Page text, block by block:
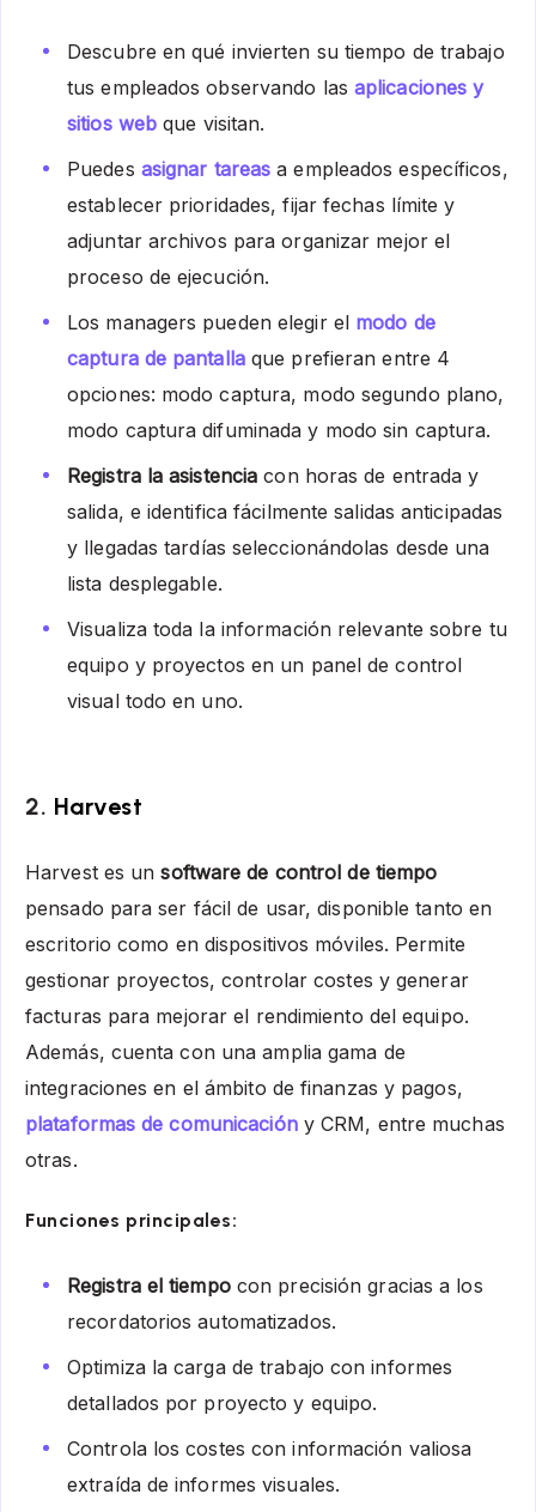
Descubre en qué invierten su tiempo de trabajo
tus empleados observando las aplicaciones y
sitios web que visitan.
Puedes asignar tareas a empleados específicos,
establecer prioridades, fijar fechas límite y
adjuntar archivos para organizar mejor el
proceso de ejecución.
Los managers pueden elegir el modo de
captura de pantallaque prefieran entre 4
opciones: modo captura, modo segundo plano,
modo captura difuminada y modo sin captura.
Registra la asistencia con horas de entrada y
salida, e identifica fácilmente salidas anticipadas
y llegadas tardías seleccionándolas desde una
lista desplegable.
Visualiza toda la información relevante sobre tu
equipo y proyectos en un panel de control
visual todo en uno.
2. Harvest
Harvest es unsoftware de control de tiempo
pensado para ser fácil de usar, disponible tanto en
escritorio como en dispositivos móviles. Permite
gestionar proyectos, controlar costes y generar
facturas para mejorar el rendimiento del equipo.
Además, cuenta con una amplia gama de
integraciones en el ámbito de finanzas y pagos,
plataformas de comunicacióny CRM, entre muchas
otras.
Funciones principales:
Registra el tiempocon precisión gracias a los
recordatorios automatizados.
Optimiza la carga de trabajo con informes
detallados por proyecto y equipo.
Controla los costes con información valiosa
extraída de informes visuales.